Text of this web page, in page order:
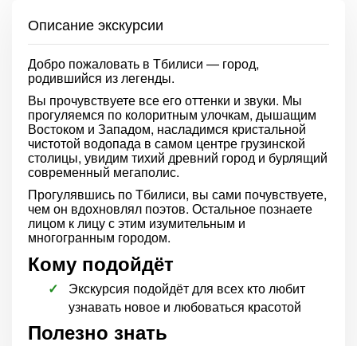
Описание экскурсии
Добро пожаловать в Тбилиси — город,
родившийся из легенды.
Вы прочувствуете все его оттенки и звуки. Мы
прогуляемся по колоритным улочкам, дышащим
Востоком и Западом, насладимся кристальной
чистотой водопада в самом центре грузинской
столицы, увидим тихий древний город и бурлящий
современный мегаполис.
Прогулявшись по Тбилиси, вы сами почувствуете,
чем он вдохновлял поэтов. Остальное познаете
лицом к лицу с этим изумительным и
многогранным городом.
Кому подойдёт
Экскурсия подойдёт для всех кто любит
узнавать новое и любоваться красотой
Полезно знать